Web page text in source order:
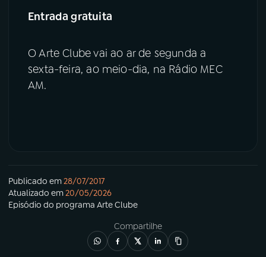
Entrada gratuita
O Arte Clubevai ao ar de segunda a
sexta-feira, ao meio-dia, na Rádio MEC
AM.
Publicado em28/07/2017
Atualizado em20/05/2026
Episódio do programa Arte Clube
Compartilhe